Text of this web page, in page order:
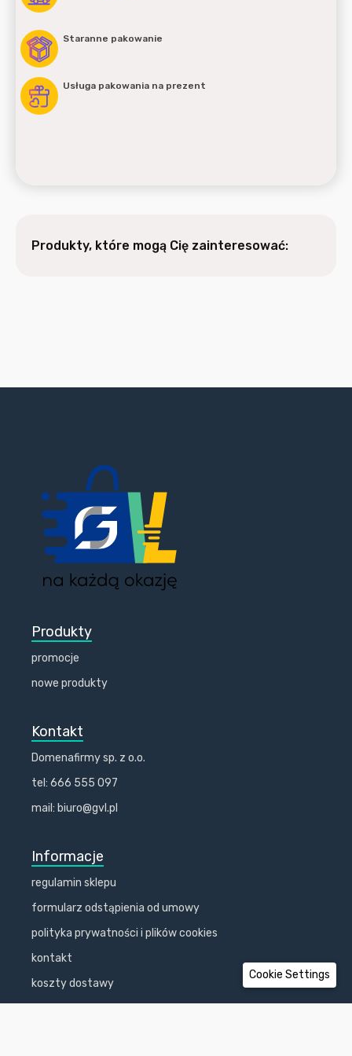
Staranne pakowanie
Usługa pakowania na prezent
Produkty, które mogą Cię zainteresować:
Produkty
promocje
nowe produkty
Kontakt
Domenafirmy sp. z o.o.
tel: 666 555 097
mail: biuro@gvl.pl
Informacje
regulamin sklepu
formularz odstąpienia od umowy
polityka prywatności i plików cookies
kontakt
koszty dostawy
Cookie Settings